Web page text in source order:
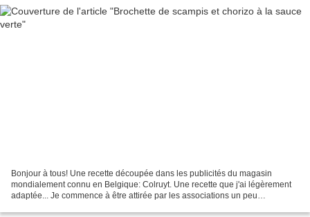
Bonjour à tous! Une recette découpée dans les publicités du magasin
mondialement connu en Belgique: Colruyt. Une recette que j'ai légèrement
adaptée... Je commence à être attirée par les associations un peu